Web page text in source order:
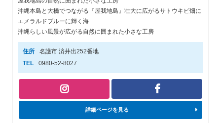
沖縄本島と大橋でつながる『屋我地島』壮大に広がるサトウキビ畑に
エメラルドブルーに輝く海
沖縄らしい風景が広がる自然に囲まれた小さな工房
住所
名護市 済井出252番地
TEL
0980-52-8027
詳細ページを見る